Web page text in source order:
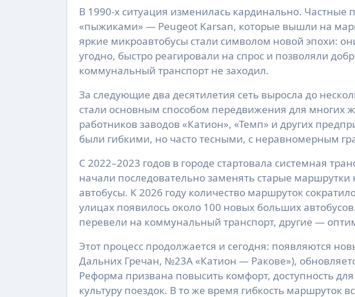
В 1990-х ситуация изменилась кардинально. Частные
«пыжиками» — Peugeot Karsan, которые вышли на
яркие микроавтобусы стали символом новой эпохи:
угодно, быстро реагировали на спрос и позволяли
коммунальный транспорт не заходил.
За следующие два десятилетия сеть выросла до
стали основным способом передвижения для многих
работников заводов «Катион», «Темп» и других
были гибкими, но часто тесными, с неравномерным
С 2022–2023 годов в городе стартовала системная
начали последовательно заменять старые
автобусы. К 2026 году количество маршруток
улицах появилось около 100 новых больших
перевели на коммунальный транспорт, другие —
Этот процесс продолжается и сегодня: появляются
Дальних Гречан, №23А «Катион — Ракове»),
Реформа призвана повысить комфорт, доступность
культуру поездок. В то же время гибкость маршруток